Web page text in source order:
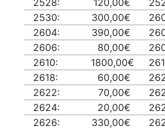
2528: 120,00€
2530:
300,00€
2604:
390,00€
2606:
80,00€
2610:
1800,00€
2618:
60,00€
2622:
70,00€
2624:
20,00€
2626:
330,00€